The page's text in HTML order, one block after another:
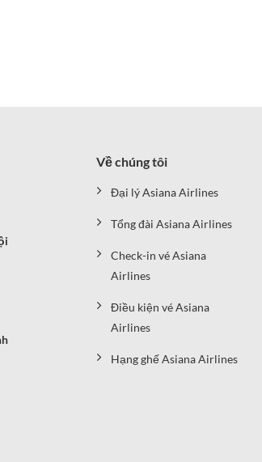
Về chúng tôi
Đại lý Asiana Airlines
Tổng đài Asiana Airlines
Check-in vé Asiana
Airlines
Điều kiện vé Asiana
Airlines
Hạng ghế Asiana Airlines